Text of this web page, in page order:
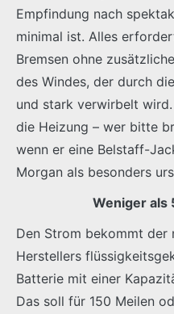
Empfindung nach
minimal ist. Alles
Bremsen ohne
des Windes, der durch
und stark verwirbelt
die Heizung – wer bitte
wenn er eine Belstaff-
Morgan als besonders
Weniger als
Den Strom bekommt der
Herstellers
Batterie mit einer
Das soll für 150 Meilen